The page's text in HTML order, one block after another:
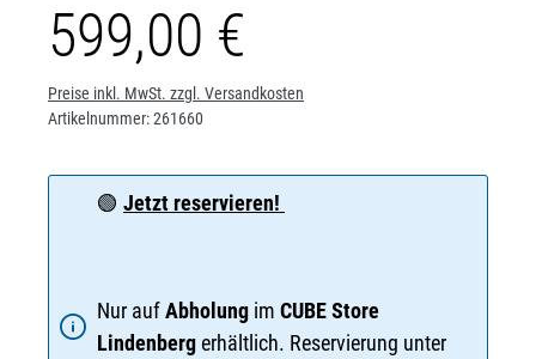
599,00 €
Preise inkl. MwSt. zzgl. Versandkosten
Artikelnummer:261660
🟢 Jetzt reservieren!
Nur aufAbholung im CUBE Store
Lindenbergerhältlich. Reservierung unter